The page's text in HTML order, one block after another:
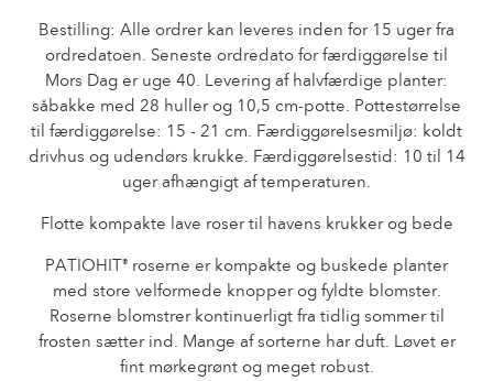
Bestilling: Alle ordrer kan leveres inden for 15 uger fra
ordredatoen. Seneste ordredato for færdiggørelse til
Mors Dag er uge 40. Levering af halvfærdige planter:
såbakke med 28 huller og 10,5 cm-potte. Pottestørrelse
til færdiggørelse: 15 - 21 cm. Færdiggørelsesmiljø: koldt
drivhus og udendørs krukke. Færdiggørelsestid: 10 til 14
uger afhængigt af temperaturen.
Flotte kompakte lave roser til havens krukker og bede
PATIOHIT® roserne er kompakte og buskede planter
med store velformede knopper og fyldte blomster.
Roserne blomstrer kontinuerligt fra tidlig sommer til
frosten sætter ind. Mange af sorterne har duft. Løvet er
fint mørkegrønt og meget robust.